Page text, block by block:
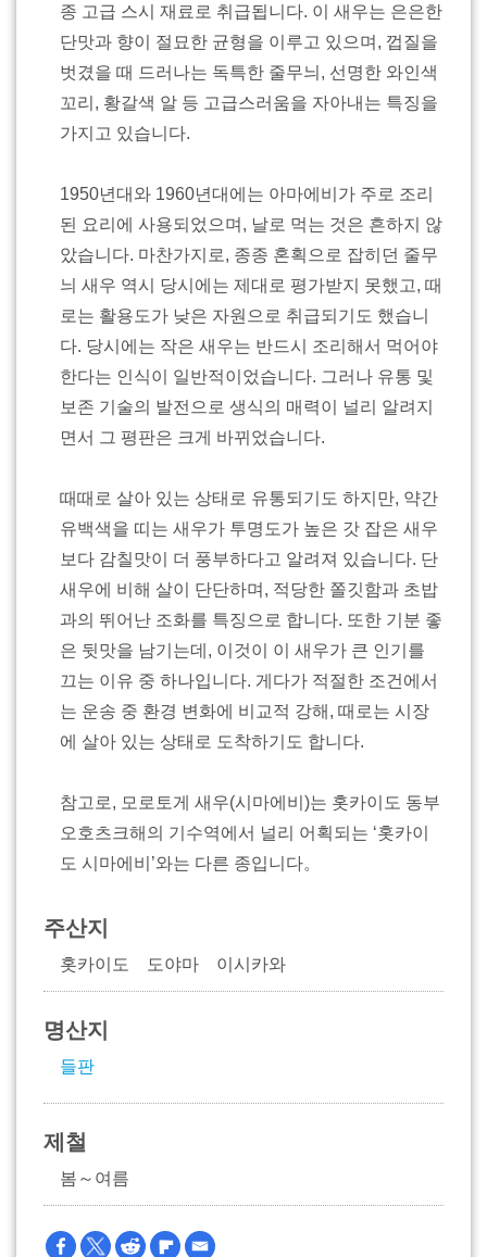
종 고급 스시 재료로 취급됩니다. 이 새우는 은은한
단맛과 향이 절묘한 균형을 이루고 있으며, 껍질을
벗겼을 때 드러나는 독특한 줄무늬, 선명한 와인색
꼬리, 황갈색 알 등 고급스러움을 자아내는 특징을
가지고 있습니다.
1950년대와 1960년대에는 아마에비가 주로 조리
된 요리에 사용되었으며, 날로 먹는 것은 흔하지 않
았습니다. 마찬가지로, 종종 혼획으로 잡히던 줄무
늬 새우 역시 당시에는 제대로 평가받지 못했고, 때
로는 활용도가 낮은 자원으로 취급되기도 했습니
다. 당시에는 작은 새우는 반드시 조리해서 먹어야
한다는 인식이 일반적이었습니다. 그러나 유통 및
보존 기술의 발전으로 생식의 매력이 널리 알려지
면서 그 평판은 크게 바뀌었습니다.
때때로 살아 있는 상태로 유통되기도 하지만, 약간
유백색을 띠는 새우가 투명도가 높은 갓 잡은 새우
보다 감칠맛이 더 풍부하다고 알려져 있습니다. 단
새우에 비해 살이 단단하며, 적당한 쫄깃함과 초밥
과의 뛰어난 조화를 특징으로 합니다. 또한 기분 좋
은 뒷맛을 남기는데, 이것이 이 새우가 큰 인기를
끄는 이유 중 하나입니다. 게다가 적절한 조건에서
는 운송 중 환경 변화에 비교적 강해, 때로는 시장
에 살아 있는 상태로 도착하기도 합니다.
참고로, 모로토게 새우(시마에비)는 홋카이도 동부
오호츠크해의 기수역에서 널리 어획되는 ‘홋카이
도 시마에비’와는 다른 종입니다。
주산지
홋카이도 도야마 이시카와
명산지
들판
제철
봄～여름